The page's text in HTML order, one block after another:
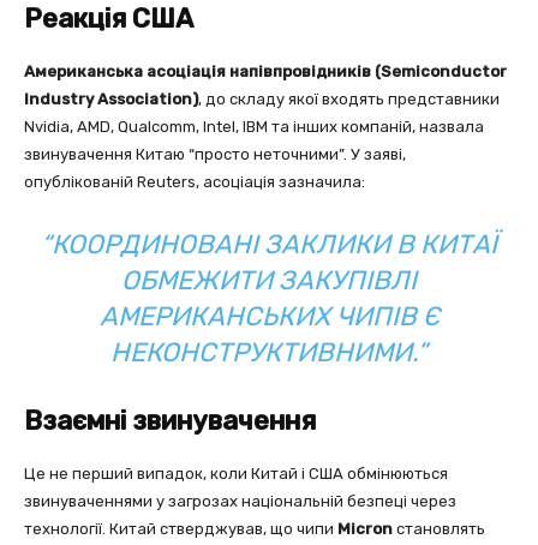
Реакція США
Американська асоціація напівпровідників (Semiconductor
Industry Association), до складу якої входять представники
Nvidia, AMD, Qualcomm, Intel, IBM та інших компаній, назвала
звинувачення Китаю “просто неточними”. У заяві,
опублікованій Reuters, асоціація зазначила:
“КООРДИНОВАНІ ЗАКЛИКИ В КИТАЇ
ОБМЕЖИТИ ЗАКУПІВЛІ
АМЕРИКАНСЬКИХ ЧИПІВ Є
НЕКОНСТРУКТИВНИМИ.”
Взаємні звинувачення
Це не перший випадок, коли Китай і США обмінюються
звинуваченнями у загрозах національній безпеці через
технології. Китай стверджував, що чипи Micron становлять